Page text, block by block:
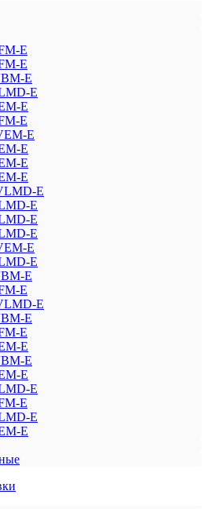
E
E
E
E
E
E
E
E
E
E
E
E
E
E
E
E
E
E
E
E
E
E
E
E
E
E
E
E